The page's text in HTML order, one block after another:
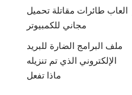
العاب طائرات مقاتلة تحميل
مجاني للكمبيوتر
ملف البرامج الضارة للبريد
الإلكتروني الذي تم تنزيله
ماذا تفعل